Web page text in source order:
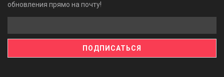
обновления прямо на почту!